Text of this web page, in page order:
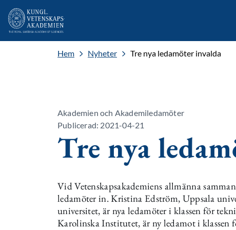
Hem Nyheter Tre nya ledamöter invalda
Akademien och Akademiledamöter
Publicerad: 2021-04-21
Tre nya
Vid Vetenskapsakademiens allmänna
ledamöter in. Kristina Edström, Uppsala
universitet, är nya ledamöter i klassen för
Karolinska Institutet, är ny ledamot i klassen